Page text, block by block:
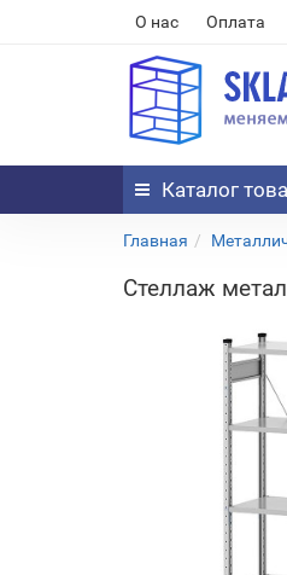
О нас Оплата
Каталог
Главная
Стеллаж